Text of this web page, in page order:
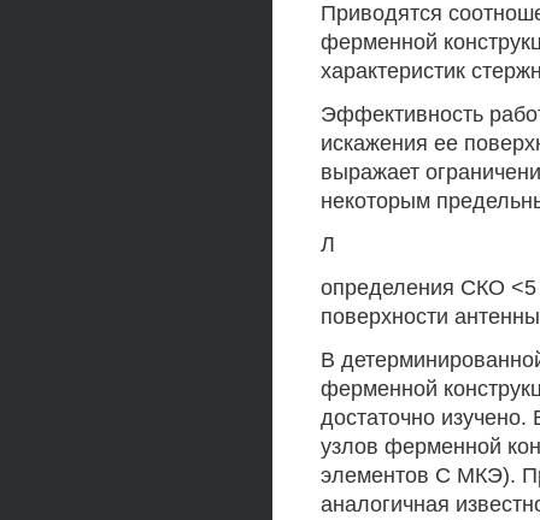
Приводятся
ферменной
характеристик
Эффективность
искажения ее
выражает
некоторым
Л
определения СКО <5
поверхности
В
ферменной
достаточно
узлов ферменной
элементов С МКЭ).
аналогичная